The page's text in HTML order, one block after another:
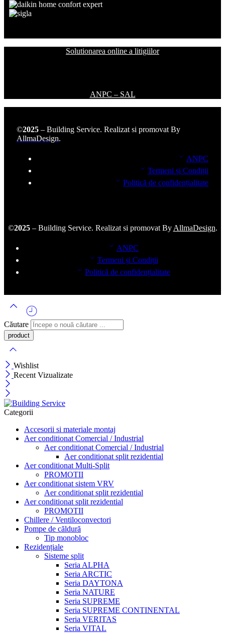
Solutionarea online a litigiilor
ANPC – SAL
©2025 – Building Service. Realizat si promovat By
AllmaDesign.
ANPC
Termeni și Condiții
Politică de confidențialitate
©2025– Building Service. Realizat si promovat ByAllmaDesign.
ANPC
Termeni și Condiții
Politică de confidențialitate
Căutare
Wishlist
Recent Vizualizate
Categorii
Accesorii si materiale montaj
Aer conditionat Comercial / Industrial
Aer conditionat Comercial / Industrial
Aer conditionat split rezidential
Aer conditionat Multi-Split
PROMOTII
Aer conditionat sistem VRV
Aer conditionat split rezidential
Aer conditionat split rezidential
PROMOTII
Chillere / Ventiloconvectori
Pompe de căldură
Tip monobloc
Rezidențiale
Sisteme split
Seria ALPHA
Seria ARCTIC
Seria DAYTONA
Seria NATURE
Seria SUPREME
Seria SUPREME CONTINENTAL
Seria VERITAS
Seria VITAL